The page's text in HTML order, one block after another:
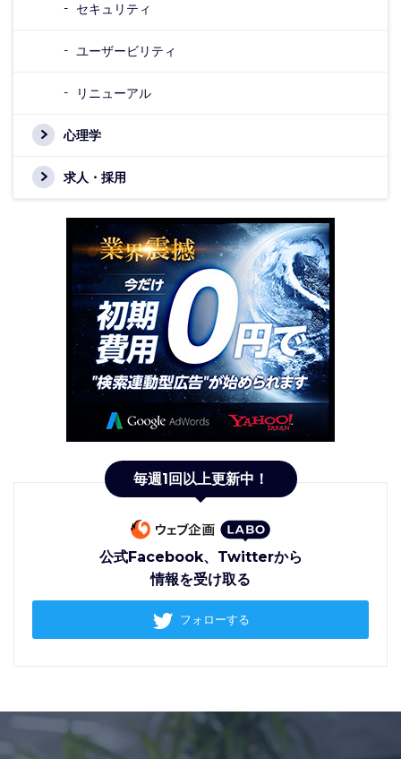
セキュリティ
ユーザービリティ
リニューアル
心理学
求人・採用
毎週1回以上更新中！
公式Facebook、Twitterから
情報を受け取る
フォローする